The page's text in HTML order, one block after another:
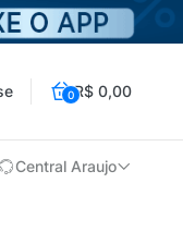
0R$ 0,00
Central Araujo